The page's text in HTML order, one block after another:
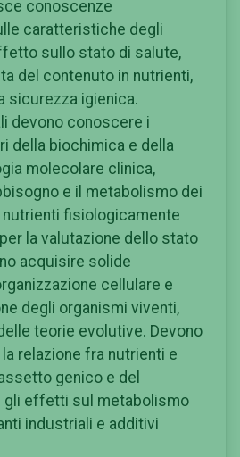
conoscenze
caratteristiche degli
sullo stato di salute,
del contenuto in nutrienti,
sicurezza igienica.
devono conoscere i
della biochimica e della
molecolare clinica,
e il metabolismo dei
nutrienti fisiologicamente
la valutazione dello stato
acquisire solide
cellulare e
degli organismi viventi,
teorie evolutive. Devono
relazione fra nutrienti e
genico e del
gli effetti sul metabolismo
industriali e additivi